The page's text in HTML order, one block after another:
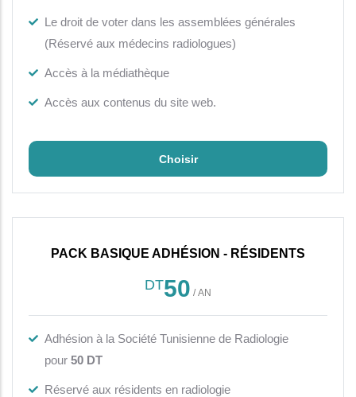
Le droit de voter dans les assemblées générales
(Réservé aux médecins radiologues)
Accès à la médiathèque
Accès aux contenus du site web.
Choisir
PACK BASIQUE ADHÉSION - RÉSIDENTS
DT50 /AN
Adhésion à la Société Tunisienne de Radiologie
pour 50 DT
Réservé aux résidents en radiologie